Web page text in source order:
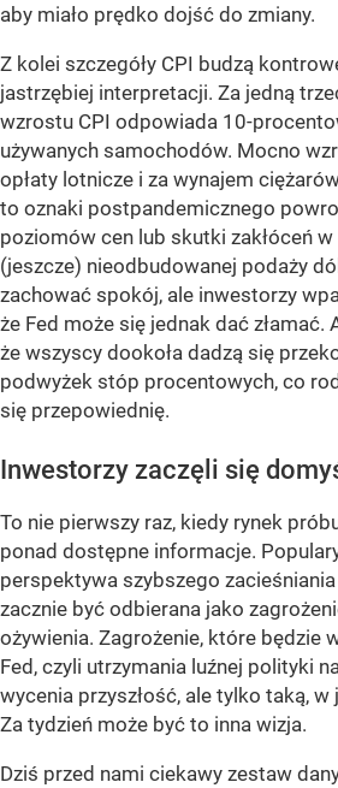
aby miało prędko dojść do zmiany.
Z kolei szczegóły CPI budzą
jastrzębiej interpretacji. Za jedną
wzrostu CPI odpowiada 10-
używanych samochodów. Mocno
opłaty lotnicze i za wynajem
to oznaki postpandemicznego
poziomów cen lub skutki zakłóceń
(jeszcze) nieodbudowanej podaży
zachować spokój, ale inwestorzy
że Fed może się jednak dać złamać.
że wszyscy dookoła dadzą się
podwyżek stóp procentowych, co
się przepowiednię.
Inwestorzy zaczęli się
To nie pierwszy raz, kiedy rynek
ponad dostępne informacje.
perspektywa szybszego
zacznie być odbierana jako
ożywienia. Zagrożenie, które będzie
Fed, czyli utrzymania luźnej polityki
wycenia przyszłość, ale tylko taką, w
Za tydzień może być to inna wizja.
Dziś przed nami ciekawy zestaw